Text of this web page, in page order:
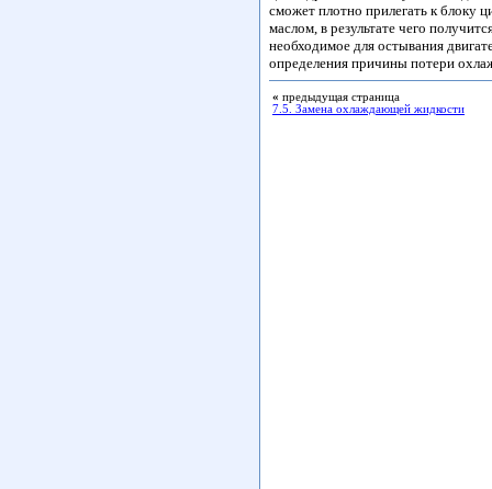
сможет плотно прилегать к блоку
маслом, в результате чего
необходимое для остывания
определения причины потери
« предыдущая страница
7.5. Замена охлаждающей жидкости